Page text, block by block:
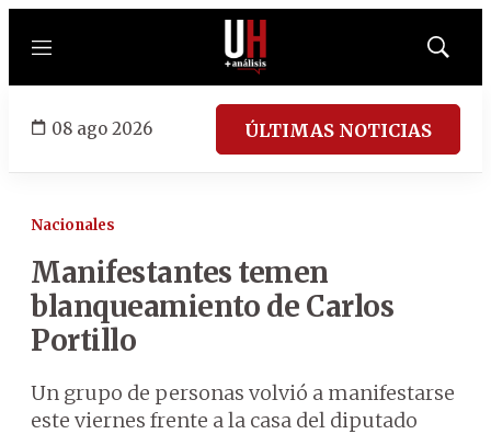
Menú
Mostrar
08 ago 2026 ÚLTIMAS NOTICIAS
Nacionales
Manifestantes temen
blanqueamiento de Carlos
Portillo
Un grupo de personas volvió a manifestarse
este viernes frente a la casa del diputado